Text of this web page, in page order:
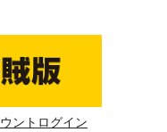
ントログイン